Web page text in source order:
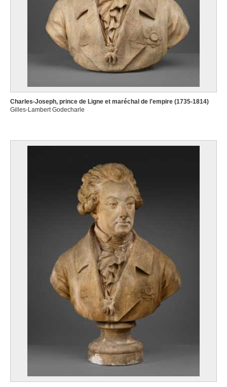
Charles-Joseph, prince de Ligne et maréchal de l'empire (1735-1814)
Gilles-Lambert Godecharle